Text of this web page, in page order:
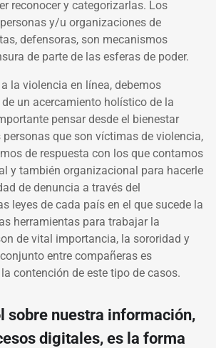
reconocer y categorizarlas. Los
y/u organizaciones de
defensoras, son mecanismos
de parte de las esferas de poder.
la violencia en línea, debemos
un acercamiento holístico de la
pensar desde el bienestar
que son víctimas de violencia,
de respuesta con los que contamos
y también organizacional para hacerle
de denuncia a través del
leyes de cada país en el que sucede la
herramientas para trabajar la
de vital importancia, la sororidad y
entre compañeras es
contención de este tipo de casos.
sobre nuestra información,
digitales, es la forma